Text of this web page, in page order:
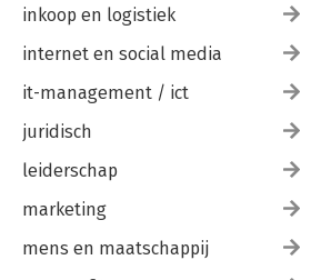
inkoop en logistiek
internet en social media
it-management / ict
juridisch
leiderschap
marketing
mens en maatschappij